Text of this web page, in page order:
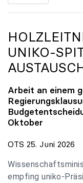
UNIKO-
Arbeit an einem
Oktober
OTS 25. Juni 2026
empfing uniko-